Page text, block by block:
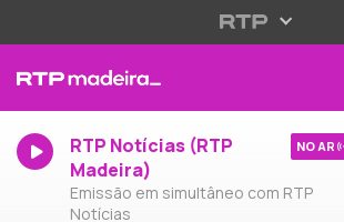
RTP Notícias (RTP
Madeira)
Emissão em simultâneo com RTP
Notícias
NO AR